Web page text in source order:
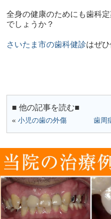
全身の健康のためにも歯科
でしょうか？
さいたま市の歯科健診はぜ
■ 他の記事を読む■
«小児の歯の外傷 歯周